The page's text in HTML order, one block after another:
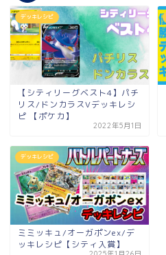
デッキレシピ
【シティリーグベスト4】パチ
リス/ドンカラスVデッキレシ
ピ 【ポケカ】
2022年5月1日
デッキレシピ
ミミッキュ/オーガポンex/デ
ッキレシピ【シティ入賞】